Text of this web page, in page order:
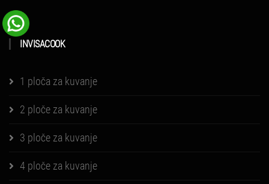
INVISACOOK
1 ploča za kuvanje
2 ploče za kuvanje
3 ploče za kuvanje
4 ploče za kuvanje